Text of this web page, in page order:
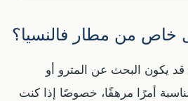
خاص من مطار فالنسيا؟
يكون البحث عن المترو أو
أمرًا مرهقًا، خصوصًا إذا كنت